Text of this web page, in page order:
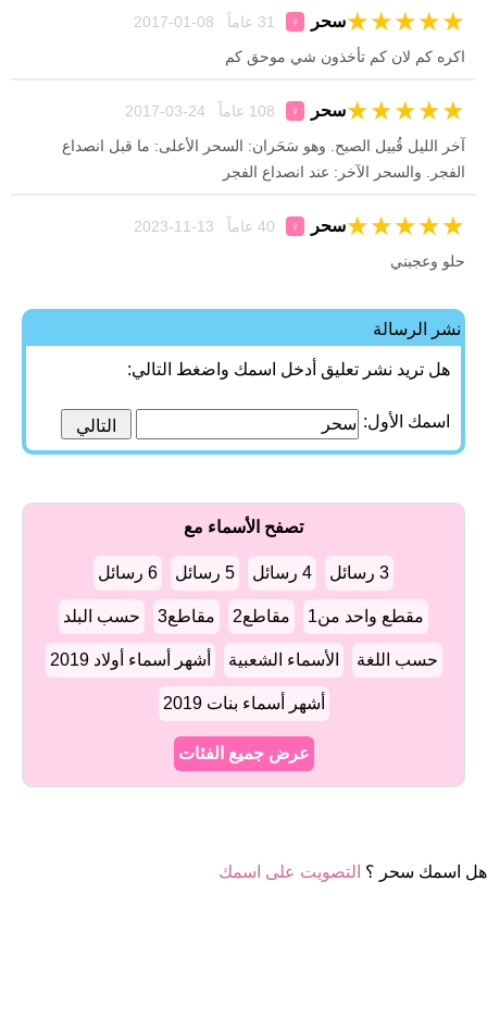
سحر ♀ ★
★
★
★
★
اكره كم لان كم تأخذون شي موحق كم
سحر ♀ ★
★
★
★
★
آخر الليل قُبيل الصبح. وهو سَحَران: السحر الأعلى: ما قبل انصداع
الفجر. والسحر الآخر: عند انصداع الفجر
سحر ♀ ★
★
★
★
★
حلو وعجبني
نشر الرسالة
هل تريد نشر تعليق أدخل اسمك واضغط التالي:
اسمك الأول:
تصفح الأسماء مع
3 رسائل 4 رسائل 5 رسائل 6 رسائل
مقطع واحد من1 مقاطع2 مقاطع3 حسب البلد
حسب اللغة الأسماء الشعبية أشهر أسماء أولاد 2019
أشهر أسماء بنات 2019
عرض جميع الفئات
هل اسمك سحر ؟ التصويت على اسمك